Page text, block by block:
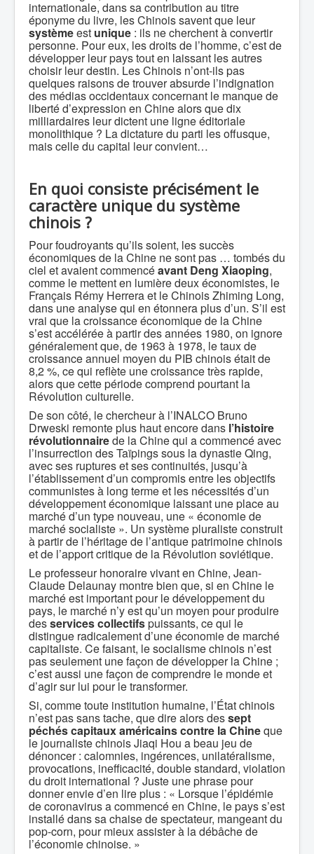
internationale, dans sa contribution au titre
éponyme du livre, les Chinois savent que leur
systèmeest unique : ils ne cherchent à convertir
personne. Pour eux, les droits de l’homme, c’est de
développer leur pays tout en laissant les autres
choisir leur destin. Les Chinois n’ont-ils pas
quelques raisons de trouver absurde l’indignation
des médias occidentaux concernant le manque de
liberté d’expression en Chine alors que dix
milliardaires leur dictent une ligne éditoriale
monolithique ? La dictature du parti les offusque,
mais celle du capital leur convient…
En quoi consiste précisément le
caractère unique du système
chinois ?
Pour foudroyants qu’ils soient, les succès
économiques de la Chine ne sont pas … tombés du
ciel et avaient commencéavant Deng Xiaoping,
comme le mettent en lumière deux économistes, le
Français Rémy Herrera et le Chinois Zhiming Long,
dans une analyse qui en étonnera plus d’un. S’il est
vrai que la croissance économique de la Chine
s’est accélérée à partir des années 1980, on ignore
généralement que, de 1963 à 1978, le taux de
croissance annuel moyen du PIB chinois était de
8,2 %, ce qui reflète une croissance très rapide,
alors que cette période comprend pourtant la
Révolution culturelle.
De son côté, le chercheur à l’INALCO Bruno
Drweski remonte plus haut encore dans l’histoire
révolutionnairede la Chine qui a commencé avec
l’insurrection des Taïpings sous la dynastie Qing,
avec ses ruptures et ses continuités, jusqu’à
l’établissement d’un compromis entre les objectifs
communistes à long terme et les nécessités d’un
développement économique laissant une place au
marché d’un type nouveau, une « économie de
marché socialiste ». Un système pluraliste construit
à partir de l’héritage de l’antique patrimoine chinois
et de l’apport critique de la Révolution soviétique.
Le professeur honoraire vivant en Chine, Jean-
Claude Delaunay montre bien que, si en Chine le
marché est important pour le développement du
pays, le marché n’y est qu’un moyen pour produire
desservices collectifspuissants, ce qui le
distingue radicalement d’une économie de marché
capitaliste. Ce faisant, le socialisme chinois n’est
pas seulement une façon de développer la Chine ;
c’est aussi une façon de comprendre le monde et
d’agir sur lui pour le transformer.
Si, comme toute institution humaine, l’État chinois
n’est pas sans tache, que dire alors dessept
péchés capitauxaméricains contre la Chineque
le journaliste chinois Jiaqi Hou a beau jeu de
dénoncer : calomnies, ingérences, unilatéralisme,
provocations, inefficacité, double standard, violation
du droit international ? Juste une phrase pour
donner envie d’en lire plus : « Lorsque l’épidémie
de coronavirus a commencé en Chine, le pays s’est
installé dans sa chaise de spectateur, mangeant du
pop-corn, pour mieux assister à la débâche de
l’économie chinoise. »